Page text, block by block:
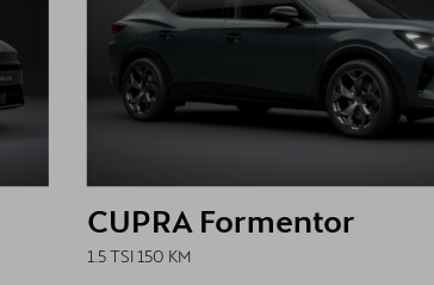
CUPRA Formentor
1.5 TSI 150 KM